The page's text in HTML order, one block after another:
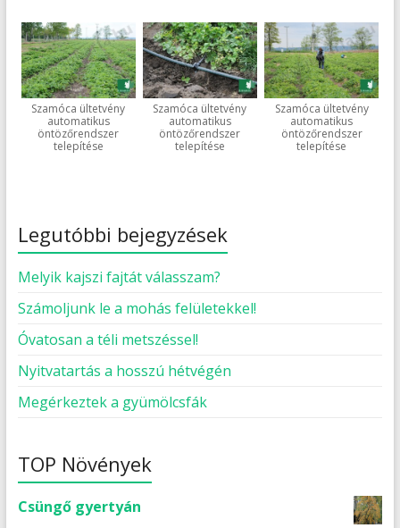
Szamóca ültetvény
automatikus
öntözőrendszer
telepítése
Szamóca ültetvény
automatikus
öntözőrendszer
telepítése
Szamóca ültetvény
automatikus
öntözőrendszer
telepítése
Legutóbbi bejegyzések
Melyik kajszi fajtát válasszam?
Számoljunk le a mohás felületekkel!
Óvatosan a téli metszéssel!
Nyitvatartás a hosszú hétvégén
Megérkeztek a gyümölcsfák
TOP Növények
Csüngő gyertyán